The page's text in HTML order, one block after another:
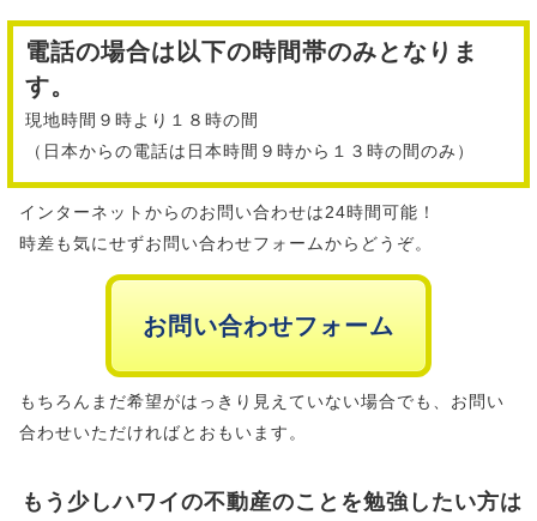
電話の場合は以下の時間帯のみとなりま
す。
現地時間９時より１８時の間
（日本からの電話は日本時間９時から１３時の間のみ）
インターネットからのお問い合わせは24時間可能！
時差も気にせずお問い合わせフォームからどうぞ。
お問い合わせフォーム
もちろんまだ希望がはっきり見えていない場合でも、お問い
合わせいただければとおもいます。
もう少しハワイの不動産のことを勉強したい方は